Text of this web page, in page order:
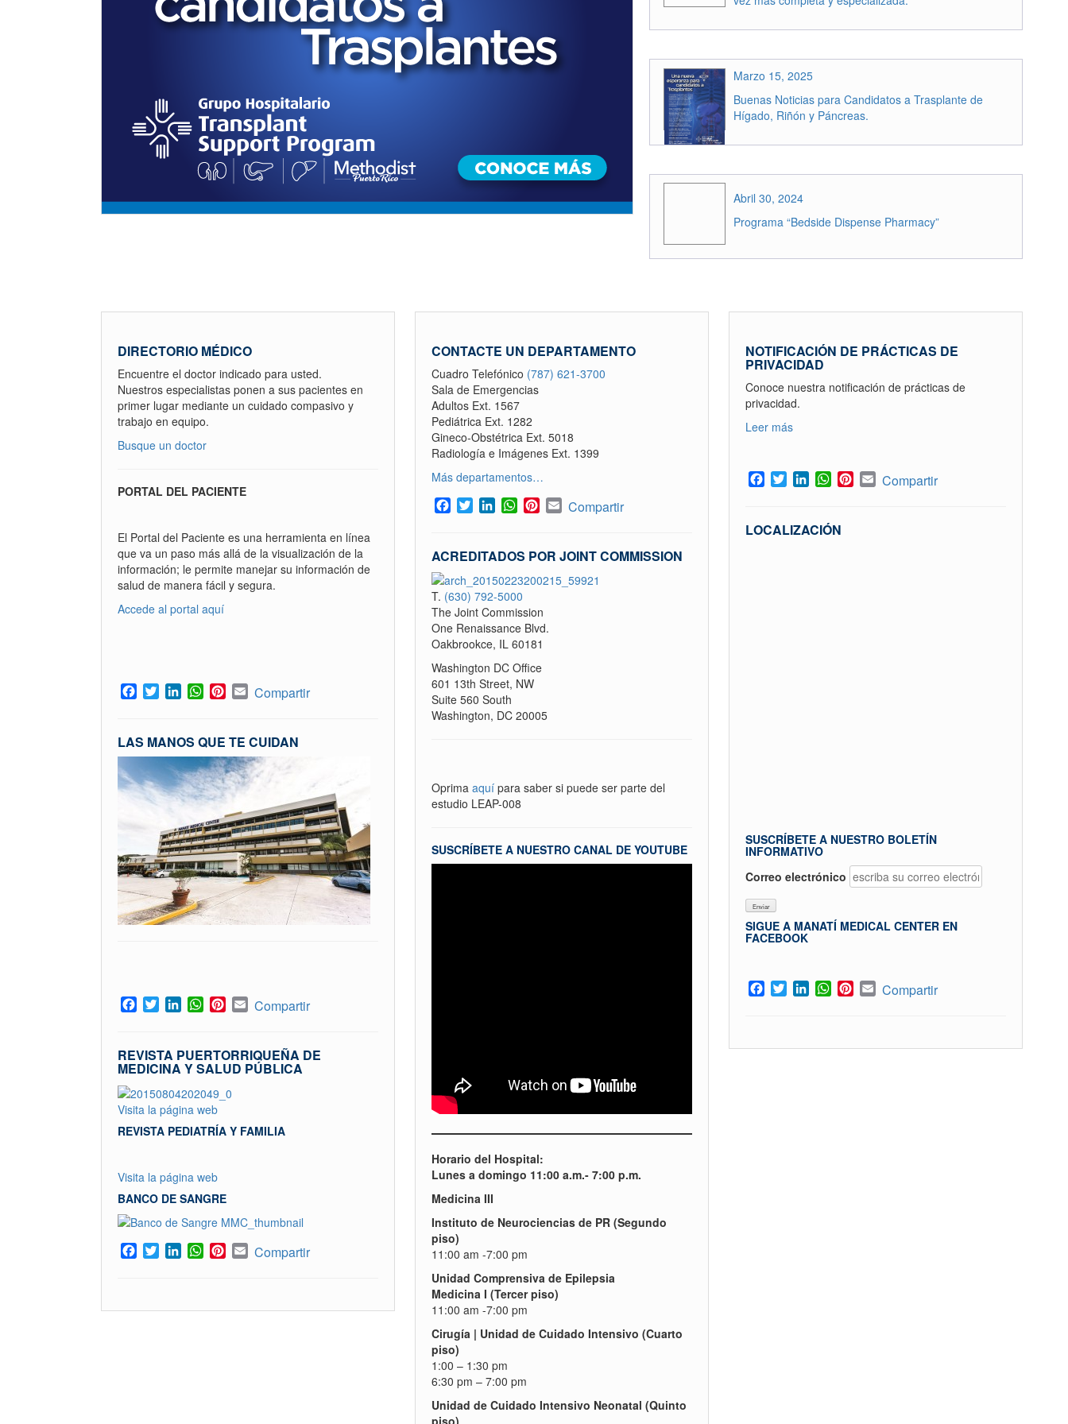
Marzo 15, 2025
Buenas Noticias para Candidatos a Trasplante de
Hígado, Riñón y Páncreas.
Abril 30, 2024
Programa “Bedside Dispense Pharmacy”
DIRECTORIO MÉDICO
Encuentre el doctor indicado para usted.
Nuestros especialistas ponen a sus pacientes en
primer lugar mediante un cuidado compasivo y
trabajo en equipo.
Busque un doctor
PORTAL DEL PACIENTE
El Portal del Paciente es una herramienta en línea
que va un paso más allá de la visualización de la
información; le permite manejar su información de
salud de manera fácil y segura.
Accede al portal aquí
Facebook
TwitterLinkedInWhatsApp
Pinterest
Email
Compartir
LAS MANOS QUE TE CUIDAN
Facebook
TwitterLinkedInWhatsApp
Pinterest
Email
Compartir
REVISTA PUERTORRIQUEÑA DE
MEDICINA Y SALUD PÚBLICA
Visita la página web
REVISTA PEDIATRÍA Y FAMILIA
Visita la página web
BANCO DE SANGRE
Facebook
TwitterLinkedInWhatsApp
Pinterest
Email
Compartir
CONTACTE UN DEPARTAMENTO
Cuadro Telefónico (787) 621-3700
Sala de Emergencias
Adultos Ext. 1567
Pediátrica Ext. 1282
Gineco-Obstétrica Ext. 5018
Radiología e Imágenes Ext. 1399
Más departamentos…
Facebook
TwitterLinkedInWhatsApp
Pinterest
Email
Compartir
ACREDITADOS POR JOINT COMMISSION
T. (630) 792-5000
The Joint Commission
One Renaissance Blvd.
Oakbrookce, IL 60181
Washington DC Office
601 13th Street, NW
Suite 560 South
Washington, DC 20005
Oprima aquí para saber si puede ser parte del
estudio LEAP-008
SUSCRÍBETE A NUESTRO CANAL DE YOUTUBE
Horario del Hospital:
Lunes a domingo 11:00 a.m.- 7:00 p.m.
Medicina III
Instituto de Neurociencias de PR (Segundo
piso)
11:00 am -7:00 pm
Unidad Comprensiva de Epilepsia
Medicina I (Tercer piso)
11:00 am -7:00 pm
Cirugía | Unidad de Cuidado Intensivo (Cuarto
piso)
1:00 – 1:30 pm
6:30 pm – 7:00 pm
Unidad de Cuidado Intensivo Neonatal (Quinto
NOTIFICACIÓN DE PRÁCTICAS DE
PRIVACIDAD
Conoce nuestra notificación de prácticas de
privacidad.
Leer más
Facebook
TwitterLinkedInWhatsApp
Pinterest
Email
Compartir
LOCALIZACIÓN
SUSCRÍBETE A NUESTRO BOLETÍN
INFORMATIVO
Correo electrónico
SIGUE A MANATÍ MEDICAL CENTER EN
FACEBOOK
Facebook
TwitterLinkedInWhatsApp
Pinterest
Email
Compartir